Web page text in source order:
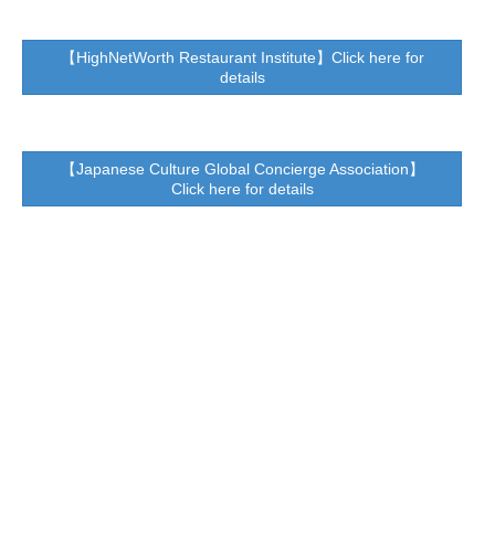
【HighNetWorth Restaurant Institute】Click here for
details
【Japanese Culture Global Concierge Association】
Click here for details